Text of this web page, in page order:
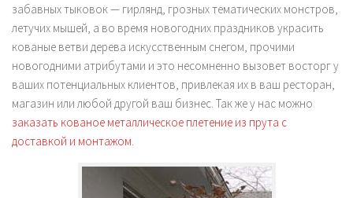
забавных тыковок — гирлянд, грозных тематических монстров,
летучих мышей, а во время новогодних праздников украсить
кованые ветви дерева искусственным снегом, прочими
новогодними атрибутами и это несомненно вызовет восторг у
ваших потенциальных клиентов, привлекая их в ваш ресторан,
магазин или любой другой ваш бизнес. Так же у нас можно
заказать кованое металлическое плетение из прута с
доставкой и монтажом.